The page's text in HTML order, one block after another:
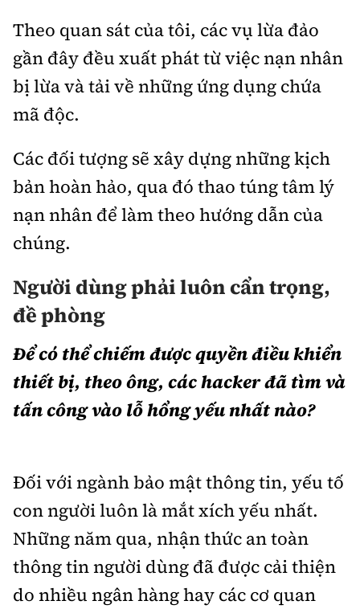
Theo quan sát của tôi, các vụ lừa đảo
gần đây đều xuất phát từ việc nạn nhân
bị lừa và tải về những ứng dụng chứa
mã độc.
Các đối tượng sẽ xây dựng những kịch
bản hoàn hảo, qua đó thao túng tâm lý
nạn nhân để làm theo hướng dẫn của
chúng.
Người dùng phải luôn cẩn trọng,
đề phòng
Để có thể chiếm được quyền điều khiển
thiết bị, theo ông, các hacker đã tìm và
tấn công vào lỗ hổng yếu nhất nào?
Đối với ngành bảo mật thông tin, yếu tố
con người luôn là mắt xích yếu nhất.
Những năm qua, nhận thức an toàn
thông tin người dùng đã được cải thiện
do nhiều ngân hàng hay các cơ quan